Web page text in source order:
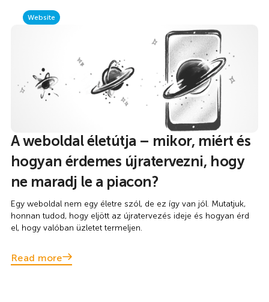
Website
A weboldal életútja – mikor, miért és
hogyan érdemes újratervezni, hogy
ne maradj le a piacon?
Egy weboldal nem egy életre szól, de ez így van jól. Mutatjuk,
honnan tudod, hogy eljött az újratervezés ideje és hogyan érd
el, hogy valóban üzletet termeljen.
Read more